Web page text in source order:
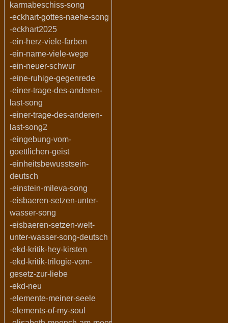
karmabeschiss-song
-eckhart-gottes-naehe-song
-eckhart2025
-ein-herz-viele-farben
-ein-name-viele-wege
-ein-neuer-schwur
-eine-ruhige-gegenrede
-einer-trage-des-anderen-
last-song
-einer-trage-des-anderen-
last-song2
-eingebung-vom-
goettlichen-geist
-einheitsbewusstsein-
deutsch
-einstein-mileva-song
-eisbaeren-setzen-unter-
wasser-song
-eisbaeren-setzen-welt-
unter-wasser-song-deutsch
-ekd-kritik-hey-kirsten
-ekd-kritik-trilogie-vom-
gesetz-zur-liebe
-ekd-neu
-elemente-meiner-seele
-elements-of-my-soul